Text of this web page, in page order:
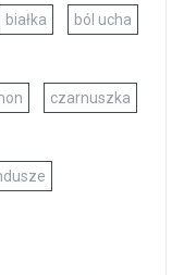
białka ból ucha
czarnuszka